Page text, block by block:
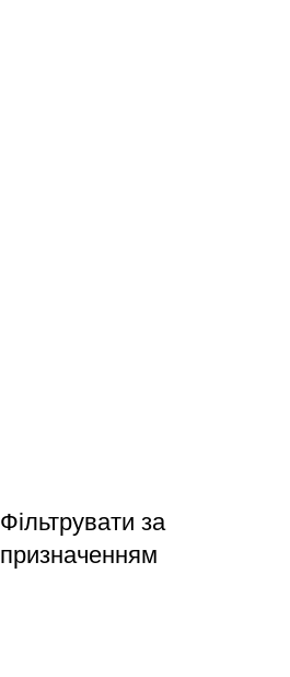
Фільтрувати за
призначенням